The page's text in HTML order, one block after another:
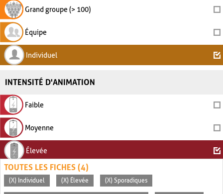
Grand groupe (> 100)
Équipe
Individuel
INTENSITÉ D'ANIMATION
Faible
Moyenne
Élevée
TOUTES LES FICHES (4)
(X) Individuel (X) Élevée (X) Sporadiques